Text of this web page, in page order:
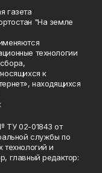
газета
"На земле
технологии
к
находящихся
ТУ 02-01843 от
службы по
и
главный редактор: